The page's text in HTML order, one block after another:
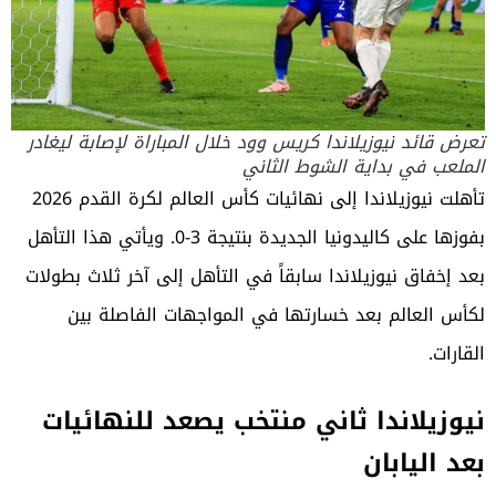
تعرض قائد نيوزيلاندا كريس وود خلال المباراة لإصابة ليغادر
الملعب في بداية الشوط الثاني
تأهلت نيوزيلاندا إلى نهائيات كأس العالم لكرة القدم 2026
بفوزها على كاليدونيا الجديدة بنتيجة 3-0. ويأتي هذا التأهل
بعد إخفاق نيوزيلاندا سابقاً في التأهل إلى آخر ثلاث بطولات
لكأس العالم بعد خسارتها في المواجهات الفاصلة بين
القارات.
نيوزيلاندا ثاني منتخب يصعد للنهائيات
بعد اليابان